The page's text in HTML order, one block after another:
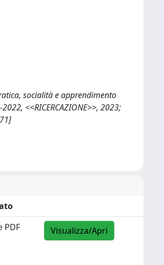
socialità e apprendimento
<<RICERCAZIONE>>, 2023;
PDF Visualizza/Apri